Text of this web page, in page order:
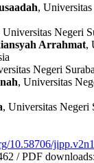
,
Universitas Negeri
Arrahmat,
Negeri
, Universitas
, Universitas Negeri
10.58706/
/ PDF